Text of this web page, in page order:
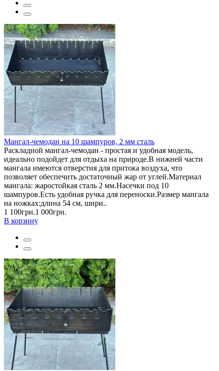
Мангал-чемодан на 10 шампуров, 2 мм сталь
Раскладной мангал-чемодан - простая и удобная модель,
идеально подойдет для отдыха на природе.В нижней части
мангала имеются отверстия для притока воздуха, что
позволяет обеспечить достаточный жар от углей.Материал
мангала: жаростойкая сталь 2 мм.Насечки под 10
шампуров.Есть удобная ручка для переноски.Размер мангала
на ножках:длина 54 см, шири..
1 100грн.1 000грн.
В корзину